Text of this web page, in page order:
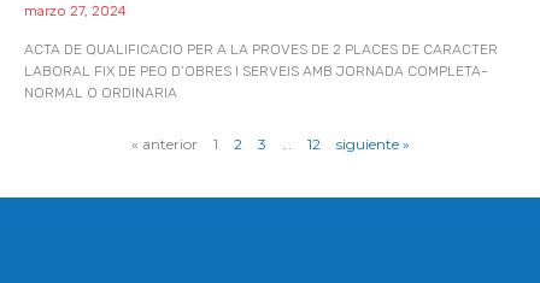
marzo 27, 2024
ACTA DE QUALIFICACIO PER A LA PROVES DE 2 PLACES DE CARACTER
LABORAL FIX DE PEO D’OBRES I SERVEIS AMB JORNADA COMPLETA-
NORMAL O ORDINARIA
« anterior 1 2 3 12 siguiente »